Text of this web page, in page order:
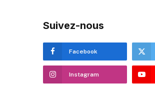
Suivez-nous
Facebook
Instagram